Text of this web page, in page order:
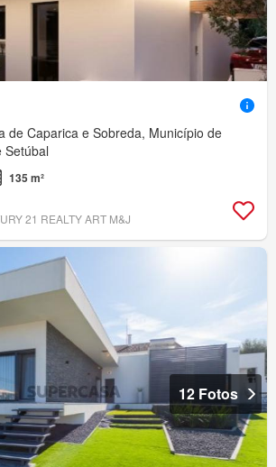
de Caparica e Sobreda, Município de
Setúbal
135 m²
21 REALTY ART M&J
12 Fotos